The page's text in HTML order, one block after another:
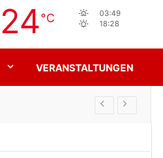
24 °C
03:49
18:28
VERANSTALTUNGEN